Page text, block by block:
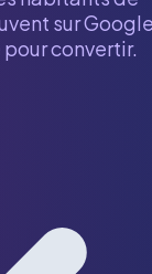
sur
convertir.